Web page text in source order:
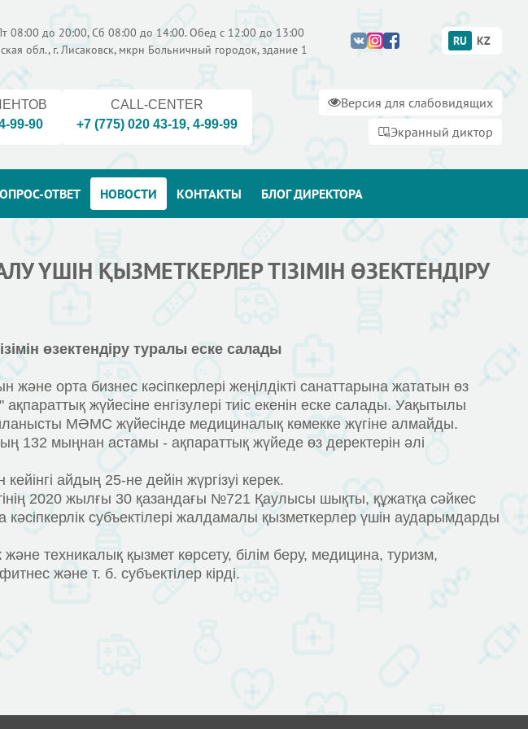
08:00 до 20:00, Сб 08:00 до 14:00. Обед с 12:00 до 13:00
обл., г. Лисаковск, мкрн Больничный городок, здание 1
RU KZ
99-90
CALL-CENTER
+7 (775) 020 43-19, 4-99-99
Версия для слабовидящих
Экранный диктор
ОТВЕТ НОВОСТИ КОНТАКТЫ БЛОГ ДИРЕКТОРА
ҮШІН ҚЫЗМЕТКЕРЛЕР ТІЗІМІН ӨЗЕКТЕНДІРУ
өзектендіру туралы еске салады
орта бизнес кәсіпкерлері жеңілдікті санаттарына жататын өз
жүйесіне енгізулері тиіс екенін еске салады. Уақытылы
МӘМС жүйесінде медициналық көмекке жүгіне алмайды.
132 мыңнан астамы - ақпараттық жүйеде өз деректерін әлі
айдың 25-не дейін жүргізуі керек.
2020 жылғы 30 қазандағы №721 Қаулысы шықты, құжатқа сәйкес
субъектілері жалдамалы қызметкерлер үшін аударымдарды
техникалық қызмет көрсету, білім беру, медицина, туризм,
және т. б. субъектілер кірді.